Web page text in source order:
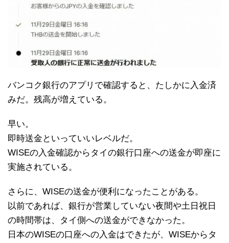
バンコク銀行のアプリで確認すると、たしかに入金済
みだ。残高が増えている。
早い。
即時送金といっていいレベルだ。
WISEの入金確認からタイの銀行口座への送金が即座に
実施されている。
さらに、WISEの送金が便利になったことがある。
以前であれば、銀行が営業していない夜間や土日祝日
の時間帯は、タイ側への送金ができなかった。
日本のWISEの口座への入金はできたが、WISEからタ